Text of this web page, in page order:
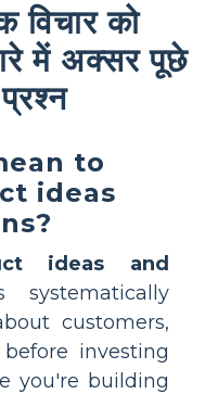
विचार को
में अक्सर पूछे
to
ideas
ideas and
systematically
customers,
investing
you're building